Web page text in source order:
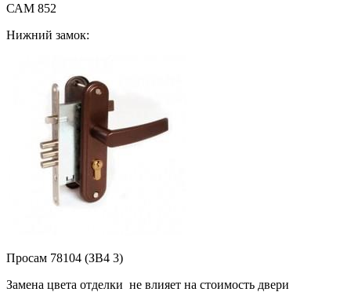
САМ 852
Нижний замок:
Просам 78104 (ЗВ4 3)
Замена цвета отделки не влияет на стоимость двери